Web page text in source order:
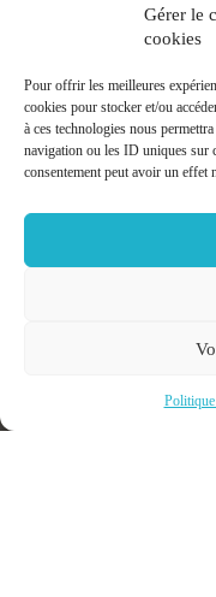
Gérer le
cookies
Pour offrir les meilleures
cookies pour stocker et/ou
à ces technologies nous
navigation ou les ID uniques sur
consentement peut avoir un effet